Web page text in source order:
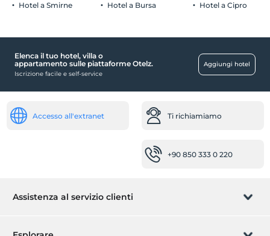
Hotel a Smirne Hotel a Bursa Hotel a Cipro
Elenca il tuo hotel, villa o
appartamento sulle piattaforme Otelz.
Iscrizione facile e self-service
Aggiungi hotel
Accesso all'extranet Ti richiamiamo
+90 850 333 0 220
Assistenza al servizio clienti
Gestisci la prenotazione